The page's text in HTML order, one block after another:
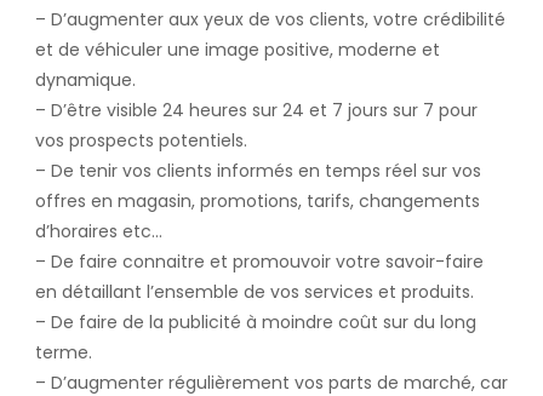
– D’augmenter aux yeux de vos clients, votre crédibilité
et de véhiculer une image positive, moderne et
dynamique.
– D’être visible 24 heures sur 24 et 7 jours sur 7 pour
vos prospects potentiels.
– De tenir vos clients informés en temps réel sur vos
offres en magasin, promotions, tarifs, changements
d’horaires etc…
– De faire connaitre et promouvoir votre savoir-faire
en détaillant l’ensemble de vos services et produits.
– De faire de la publicité à moindre coût sur du long
terme.
– D’augmenter régulièrement vos parts de marché, car